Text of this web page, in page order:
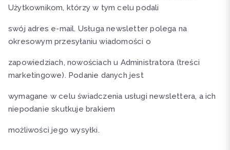
Użytkownikom, którzy w tym celu podali
swój adres e-mail. Usługa newsletter polega na
okresowym przesyłaniu wiadomości o
zapowiedziach, nowościach u Administratora (treści
marketingowe). Podanie danych jest
wymagane w celu świadczenia usługi newslettera, a ich
niepodanie skutkuje brakiem
możliwości jego wysyłki.